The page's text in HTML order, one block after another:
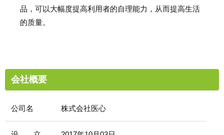
品，可以大幅度提高利用者的自理能力，从而提高生活
的质量。
会社概要
公司名 株式会社医心